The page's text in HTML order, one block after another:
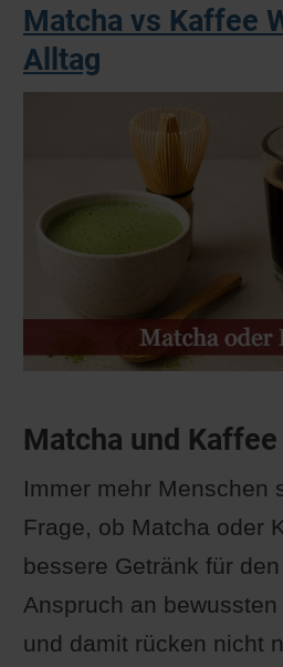
Matcha vs Kaffee
Alltag
Matcha und
Immer mehr Menschen
Frage, ob Matcha oder
bessere Getränk für
Anspruch an
und damit rücken nicht